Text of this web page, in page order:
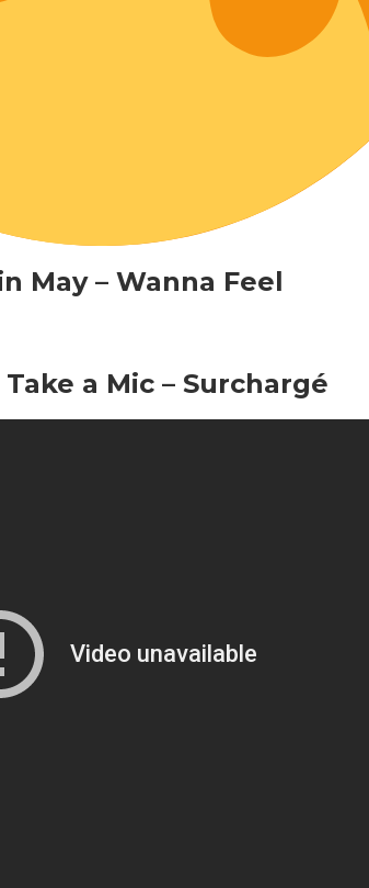
May – Wanna Feel
a Mic – Surchargé